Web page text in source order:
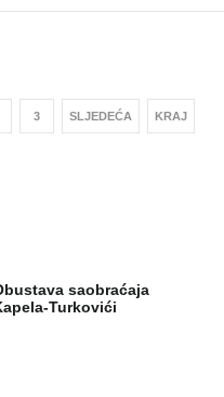
3 SLJEDEĆA KRAJ
saobraćaja
Turkovići